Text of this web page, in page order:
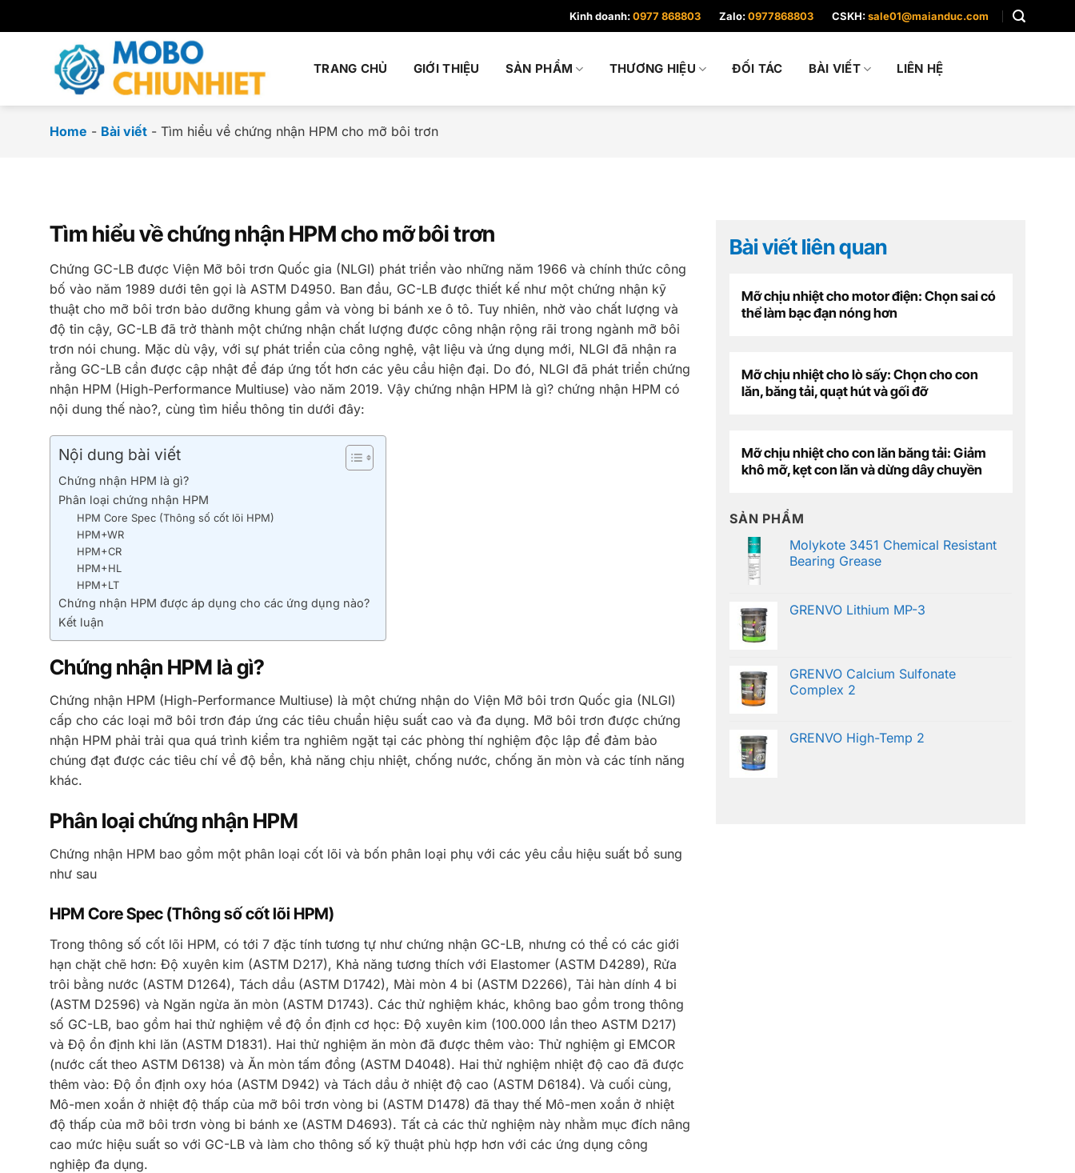
đến
Kinh doanh:0977 868803 Zalo:0977868803 CSKH:sale01@maianduc.com
TRANG CHỦ GIỚI THIỆU SẢN PHẨM THƯƠNG HIỆU ĐỐI TÁC BÀI VIẾT LIÊN HỆ
Home - Bài viết - Tìm hiểu về chứng nhận HPM cho mỡ bôi trơn
Tìm hiểu về chứng nhận HPM cho mỡ bôi trơn
Chứng GC-LB được Viện Mỡ bôi trơn Quốc gia (NLGI) phát triển vào những năm 1966 và chính thức công
bố vào năm 1989 dưới tên gọi là ASTM D4950. Ban đầu, GC-LB được thiết kế như một chứng nhận kỹ
thuật cho mỡ bôi trơn bảo dưỡng khung gầm và vòng bi bánh xe ô tô. Tuy nhiên, nhờ vào chất lượng và
độ tin cậy, GC-LB đã trở thành một chứng nhận chất lượng được công nhận rộng rãi trong ngành mỡ bôi
trơn nói chung. Mặc dù vậy, với sự phát triển của công nghệ, vật liệu và ứng dụng mới, NLGI đã nhận ra
rằng GC-LB cần được cập nhật để đáp ứng tốt hơn các yêu cầu hiện đại. Do đó, NLGI đã phát triển chứng
nhận HPM (High-Performance Multiuse) vào năm 2019. Vậy chứng nhận HPM là gì? chứng nhận HPM có
nội dung thế nào?, cùng tìm hiểu thông tin dưới đây:
Nội dung bài viết
Chứng nhận HPM là gì?
Phân loại chứng nhận HPM
HPM Core Spec (Thông số cốt lõi HPM)
HPM+WR
HPM+CR
HPM+HL
HPM+LT
Chứng nhận HPM được áp dụng cho các ứng dụng nào?
Kết luận
Chứng nhận HPM là gì?
Chứng nhận HPM (High-Performance Multiuse) là một chứng nhận do Viện Mỡ bôi trơn Quốc gia (NLGI)
cấp cho các loại mỡ bôi trơn đáp ứng các tiêu chuẩn hiệu suất cao và đa dụng. Mỡ bôi trơn được chứng
nhận HPM phải trải qua quá trình kiểm tra nghiêm ngặt tại các phòng thí nghiệm độc lập để đảm bảo
chúng đạt được các tiêu chí về độ bền, khả năng chịu nhiệt, chống nước, chống ăn mòn và các tính năng
khác.
Phân loại chứng nhận HPM
Chứng nhận HPM bao gồm một phân loại cốt lõi và bốn phân loại phụ với các yêu cầu hiệu suất bổ sung
như sau
HPM Core Spec (Thông số cốt lõi HPM)
Trong thông số cốt lõi HPM, có tới 7 đặc tính tương tự như chứng nhận GC-LB, nhưng có thể có các giới
hạn chặt chẽ hơn: Độ xuyên kim (ASTM D217), Khả năng tương thích với Elastomer (ASTM D4289), Rửa
trôi bằng nước (ASTM D1264), Tách dầu (ASTM D1742), Mài mòn 4 bi (ASTM D2266), Tải hàn dính 4 bi
(ASTM D2596) và Ngăn ngừa ăn mòn (ASTM D1743). Các thử nghiệm khác, không bao gồm trong thông
số GC-LB, bao gồm hai thử nghiệm về độ ổn định cơ học: Độ xuyên kim (100.000 lần theo ASTM D217)
và Độ ổn định khi lăn (ASTM D1831). Hai thử nghiệm ăn mòn đã được thêm vào: Thử nghiệm gỉ EMCOR
(nước cất theo ASTM D6138) và Ăn mòn tấm đồng (ASTM D4048). Hai thử nghiệm nhiệt độ cao đã được
thêm vào: Độ ổn định oxy hóa (ASTM D942) và Tách dầu ở nhiệt độ cao (ASTM D6184). Và cuối cùng,
Mô-men xoắn ở nhiệt độ thấp của mỡ bôi trơn vòng bi (ASTM D1478) đã thay thế Mô-men xoắn ở nhiệt
độ thấp của mỡ bôi trơn vòng bi bánh xe (ASTM D4693). Tất cả các thử nghiệm này nhằm mục đích nâng
cao mức hiệu suất so với GC-LB và làm cho thông số kỹ thuật phù hợp hơn với các ứng dụng công
nghiệp đa dụng.
Bài viết liên quan
Mỡ chịu nhiệt cho motor điện: Chọn sai có
thể làm bạc đạn nóng hơn
Mỡ chịu nhiệt cho lò sấy: Chọn cho con
lăn, băng tải, quạt hút và gối đỡ
Mỡ chịu nhiệt cho con lăn băng tải: Giảm
khô mỡ, kẹt con lăn và dừng dây chuyền
SẢN PHẨM
Molykote 3451 Chemical Resistant
Bearing Grease
GRENVO Lithium MP-3
GRENVO Calcium Sulfonate
Complex 2
GRENVO High-Temp 2